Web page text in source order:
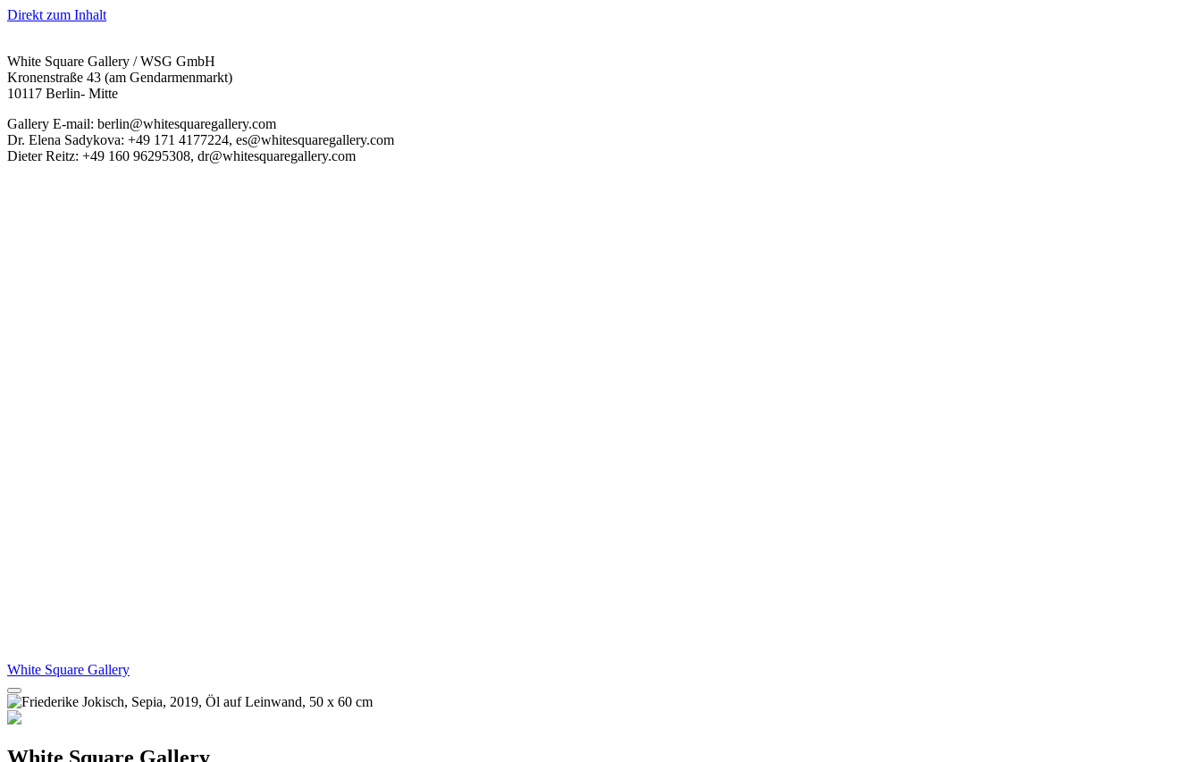
Direkt zum Inhalt
White Square Gallery / WSG GmbH
Kronenstraße 43 (am Gendarmenmarkt)
10117 Berlin- Mitte
Gallery E-mail: berlin@whitesquaregallery.com
Dr. Elena Sadykova: +49 171 4177224, es@whitesquaregallery.com
Dieter Reitz: +49 160 96295308, dr@whitesquaregallery.com
White Square Gallery